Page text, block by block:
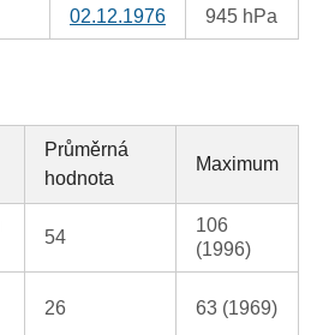
02.12.1976 945 hPa
Průměrná
hodnota
Maximum
54
106
(1996)
26 63 (1969)